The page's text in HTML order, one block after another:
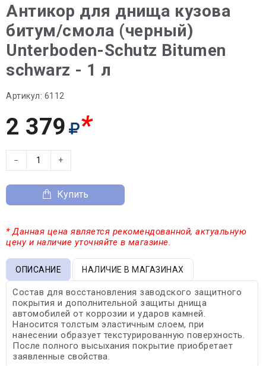
Антикор для днища кузова
битум/смола (черный)
Unterboden-Schutz Bitumen
schwarz - 1 л
Артикул: 6112
2 379 *
− +
Купить
* Данная цена является рекомендованной, актуальную
цену и наличие уточняйте в магазине.
ОПИСАНИЕ НАЛИЧИЕ В МАГАЗИНАХ
Состав для восстановления заводского защитного
покрытия и дополнительной защиты днища
автомобилей от коррозии и ударов камней.
Наносится толстым эластичным слоем, при
нанесении образует текстурированную поверхность.
После полного высыхания покрытие приобретает
заявленные свойства.